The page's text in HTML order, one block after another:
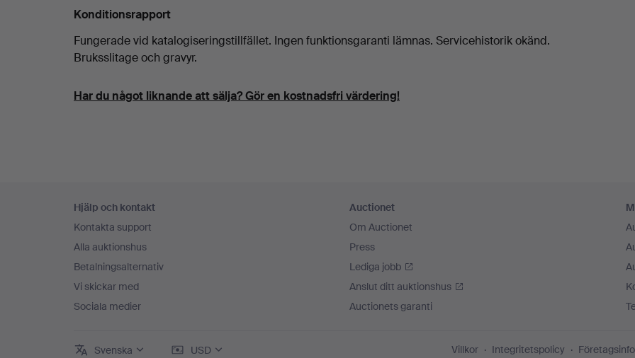
Konditionsrapport
Fungerade vid katalogiseringstillfället. Ingen funktionsgaranti lämnas. Servicehistorik okänd.
Bruksslitage och gravyr.
Har du något liknande att sälja? Gör en kostnadsfri värdering!
Hjälp och kontakt
Kontakta support
Alla auktionshus
Betalningsalternativ
Vi skickar med
Sociala medier
Auctionet
Om Auctionet
Press
Lediga jobb
Anslut ditt auktionshus
Auctionets garanti
Svenska USD Villkor Integritetspolicy Företagsinfo